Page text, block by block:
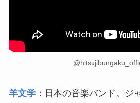
羊文学：日本の音楽バンド。ジ